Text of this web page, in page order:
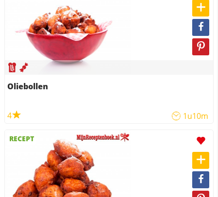
Oliebollen
4 1u10m
RECEPT